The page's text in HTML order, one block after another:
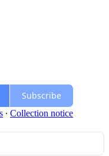
Subscribe
∙ Collection notice